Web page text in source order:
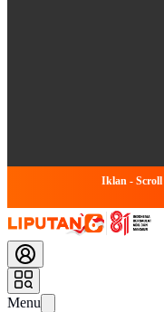
Iklan -
Menu